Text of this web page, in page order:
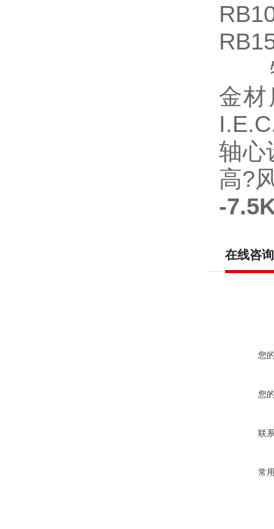
金
轴心
高?
-
在线咨询
您
您
联
常